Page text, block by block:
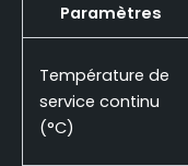
Paramètres
Température de
service continu
(°C)